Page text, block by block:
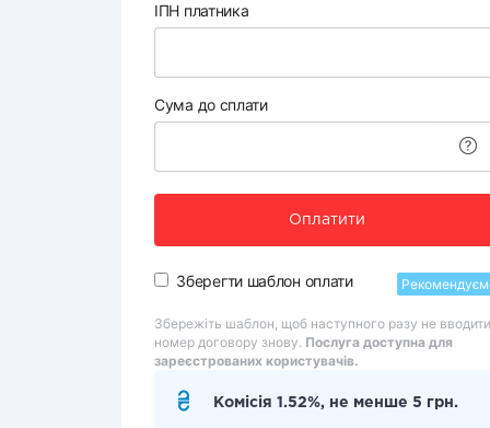
ІПН платника
Сума до сплати
Оплатити
Зберегти шаблон оплати
Збережіть шаблон, щоб наступного разу не вводити
номер договору знову. Послуга доступна для
зареєстрованих користувачів.
Комісія 1.52%, не менше 5 грн.